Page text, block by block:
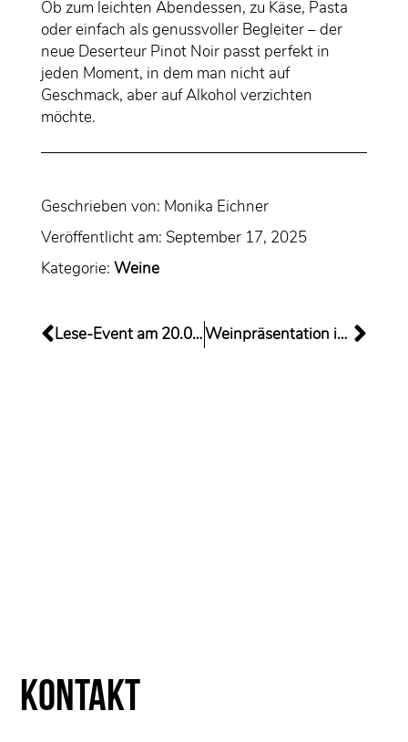
Ob zum leichten Abendessen, zu Käse, Pasta
oder einfach als genussvoller Begleiter – der
neue Deserteur Pinot Noir passt perfekt in
jeden Moment, in dem man nicht auf
Geschmack, aber auf Alkohol verzichten
möchte.
Geschrieben von: Monika Eichner
Veröffentlicht am: September 17, 2025
Kategorie: Weine
Lese-Event am 20.09.25 Weinpräsentation in Bonn am 26.10.
Kontakt